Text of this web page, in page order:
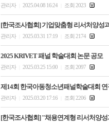
관리자 2025.04.08 16:24 조회 2023
[한국조사협회] 기업맞춤형 리서처양성
관리자 2025.03.31 17:19 조회 2174
2025 KRIVET 패널 학술대회 논문 공모
관리자 2025.03.25 15:00 조회 2097
제14회 한국아동청소년패널학술대회
관리자 2025.03.20 17:16 조회 2206
[한국조사협회] "채용연계형 리서처양